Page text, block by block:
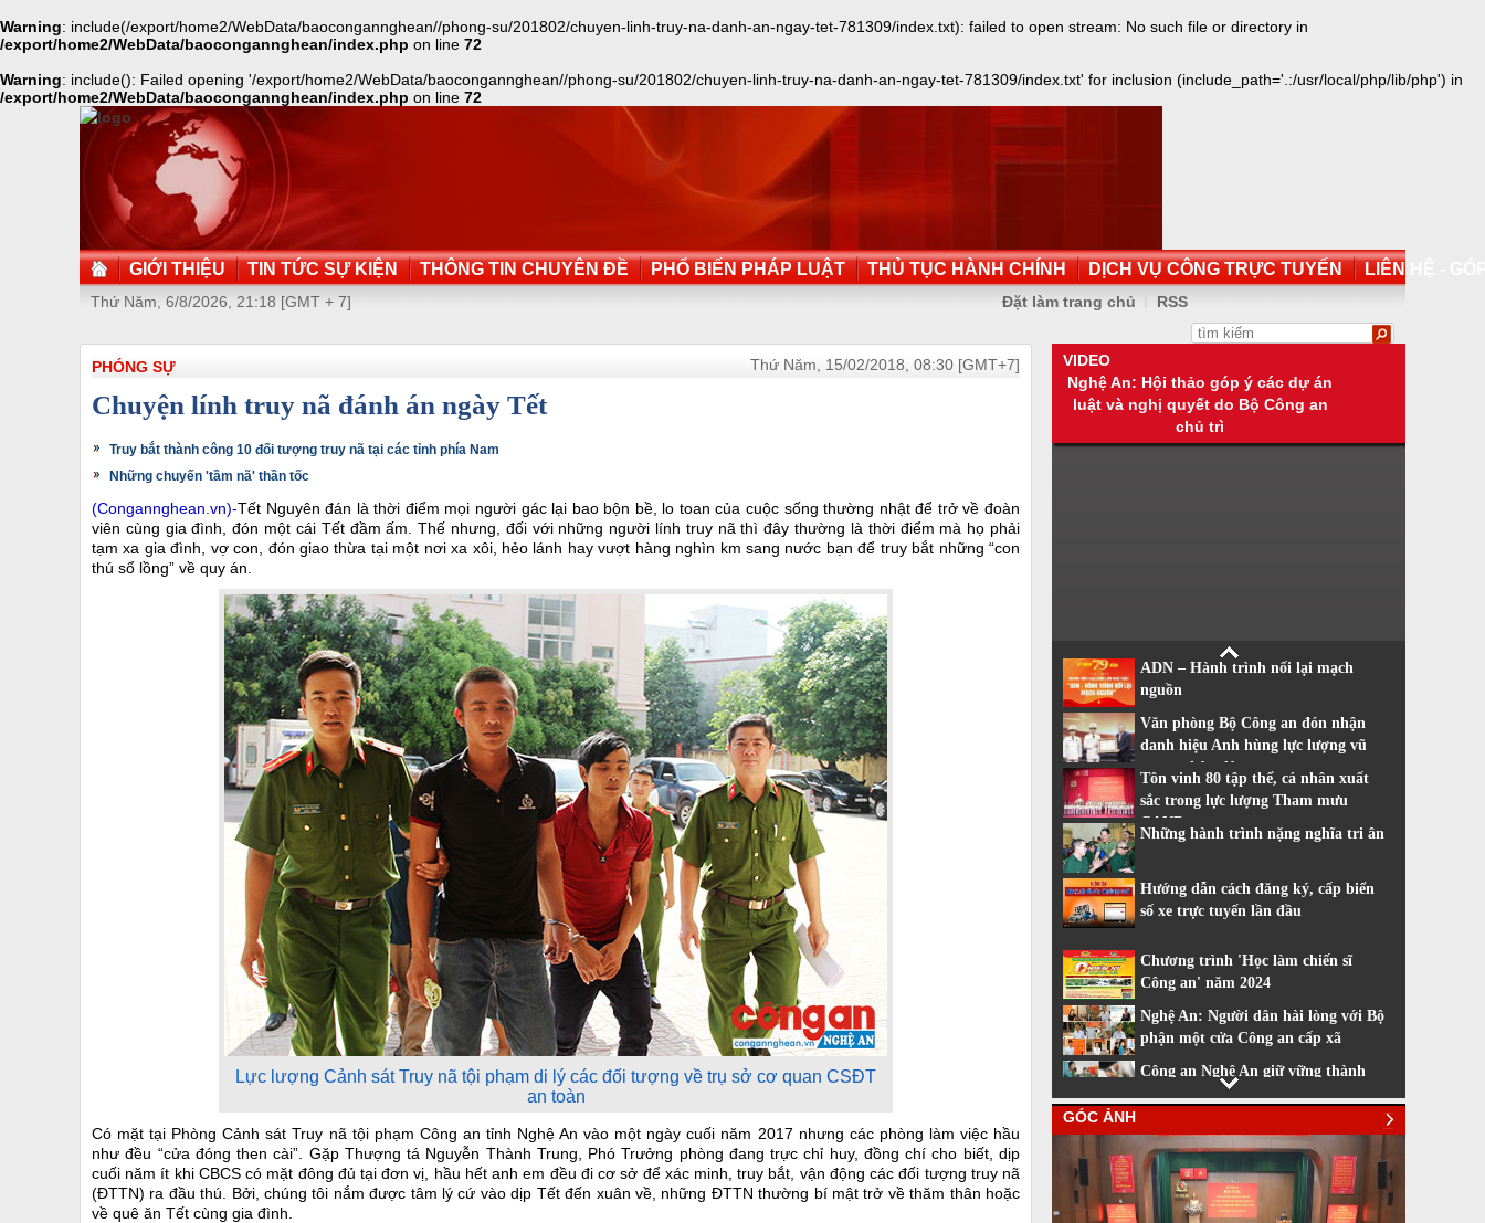
Warning: include(/export/home2/WebData/baocongannghean//phong-su/201802/chuyen-linh-truy-na-danh-an-ngay-tet-781309/index.txt): failed to open stream: No such file or directory in
/export/home2/WebData/baocongannghean/index.php on line 72
Warning: include(): Failed opening '/export/home2/WebData/baocongannghean//phong-su/201802/chuyen-linh-truy-na-danh-an-ngay-tet-781309/index.txt' for inclusion (include_path='.:/usr/local/php/lib/php') in
/export/home2/WebData/baocongannghean/index.php on line 72
GIỚI THIỆU TIN TỨC SỰ KIỆN THÔNG TIN CHUYÊN ĐỀ PHỔ BIẾN PHÁP LUẬT THỦ TỤC HÀNH CHÍNH DỊCH VỤ CÔNG TRỰC TUYẾN LIÊN HỆ -
Thứ Năm, 6/8/2026, 21:18 [GMT + 7] Đặt làm trang chủ RSS
PHÓNG SỰ Thứ Năm, 15/02/2018, 08:30 [GMT+7]
Chuyện lính truy nã đánh án ngày Tết
Truy bắt thành công 10 đối tượng truy nã tại các tỉnh phía Nam
Những chuyến 'tầm nã' thần tốc
(Congannghean.vn)-Tết Nguyên đán là thời điểm mọi người gác lại bao bộn bề, lo toan của cuộc sống thường nhật để trở về đoàn
viên cùng gia đình, đón một cái Tết đầm ấm. Thế nhưng, đối với những người lính truy nã thì đây thường là thời điểm mà họ phải
tạm xa gia đình, vợ con, đón giao thừa tại một nơi xa xôi, hẻo lánh hay vượt hàng nghìn km sang nước bạn để truy bắt những “con
thú sổ lồng” về quy án.
Lực lượng Cảnh sát Truy nã tội phạm di lý các đối tượng về trụ sở cơ quan CSĐT
an toàn
Có mặt tại Phòng Cảnh sát Truy nã tội phạm Công an tỉnh Nghệ An vào một ngày cuối năm 2017 nhưng các phòng làm việc hầu
như đều “cửa đóng then cài”. Gặp Thượng tá Nguyễn Thành Trung, Phó Trưởng phòng đang trực chỉ huy, đồng chí cho biết, dịp
cuối năm ít khi CBCS có mặt đông đủ tại đơn vị, hầu hết anh em đều đi cơ sở để xác minh, truy bắt, vận động các đối tượng truy nã
(ĐTTN) ra đầu thú. Bởi, chúng tôi nắm được tâm lý cứ vào dịp Tết đến xuân về, những ĐTTN thường bí mật trở về thăm thân hoặc
về quê ăn Tết cùng gia đình.
VIDEO
Nghệ An: Hội thảo góp ý các dự án
luật và nghị quyết do Bộ Công an
chủ trì
ADN – Hành trình nối lại mạch
nguồn
Văn phòng Bộ Công an đón nhận
danh hiệu Anh hùng lực lượng vũ
trang nhân dân
Tôn vinh 80 tập thể, cá nhân xuất
sắc trong lực lượng Tham mưu
CAND
Những hành trình nặng nghĩa tri ân
Hướng dẫn cách đăng ký, cấp biển
số xe trực tuyến lần đầu
Chương trình 'Học làm chiến sĩ
Công an' năm 2024
Nghệ An: Người dân hài lòng với Bộ
phận một cửa Công an cấp xã
Công an Nghệ An giữ vững thành
tích dẫn đầu về cải cách hành chính
mềm VNeiD
Cách đăng ký tài khoản định danh
điện tử
GÓC ẢNH